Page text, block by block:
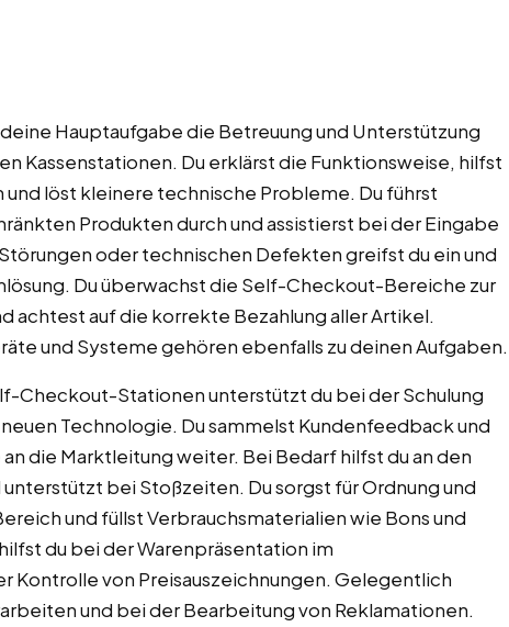
Hauptaufgabe die Betreuung und Unterstützung
Kassenstationen. Du erklärst die Funktionsweise, hilfst
löst kleinere technische Probleme. Du führst
Produkten durch und assistierst bei der Eingabe
oder technischen Defekten greifst du ein und
Du überwachst die Self-Checkout-Bereiche zur
achtest auf die korrekte Bezahlung aller Artikel.
und Systeme gehören ebenfalls zu deinen Aufgaben.
Checkout-Stationen unterstützt du bei der Schulung
Technologie. Du sammelst Kundenfeedback und
die Marktleitung weiter. Bei Bedarf hilfst du an den
bei Stoßzeiten. Du sorgst für Ordnung und
und füllst Verbrauchsmaterialien wie Bons und
du bei der Warenpräsentation im
Kontrolle von Preisauszeichnungen. Gelegentlich
und bei der Bearbeitung von Reklamationen.